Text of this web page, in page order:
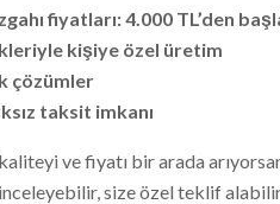
fiyatları: 4.000 TL’den
kişiye özel üretim
çözümler
taksit imkanı
ve fiyatı bir arada
size özel teklif